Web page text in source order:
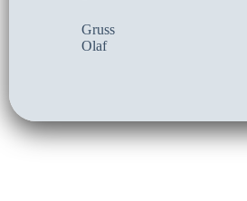
Gruss
Olaf